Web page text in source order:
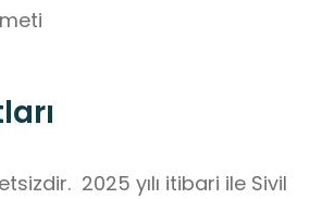
2025 yılı itibari ile Sivil